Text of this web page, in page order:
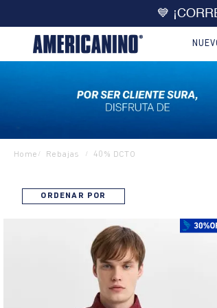
💙
Home / Rebajas / 40% DCTO
ORDENAR POR